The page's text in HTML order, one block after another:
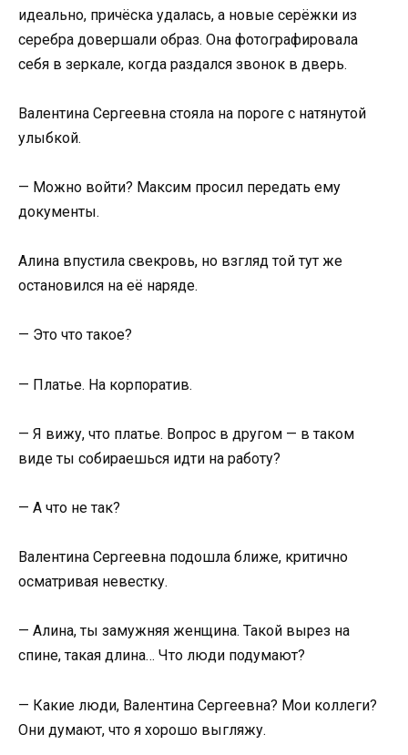
идеально, причёска удалась, а новые серёжки из
серебра довершали образ. Она фотографировала
себя в зеркале, когда раздался звонок в дверь.
Валентина Сергеевна стояла на пороге с натянутой
улыбкой.
— Можно войти? Максим просил передать ему
документы.
Алина впустила свекровь, но взгляд той тут же
остановился на её наряде.
— Это что такое?
— Платье. На корпоратив.
— Я вижу, что платье. Вопрос в другом — в таком
виде ты собираешься идти на работу?
— А что не так?
Валентина Сергеевна подошла ближе, критично
осматривая невестку.
— Алина, ты замужняя женщина. Такой вырез на
спине, такая длина… Что люди подумают?
— Какие люди, Валентина Сергеевна? Мои коллеги?
Они думают, что я хорошо выгляжу.